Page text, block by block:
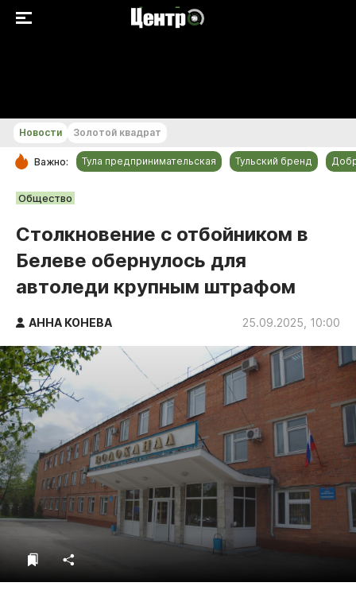
РУБРИКИ
Происшествия
Спорт
Тульский бренд
Тула предпринимательская
ДоброЦентр
Голодный шпион
Новости Золотой квадрат
Важно: Тула предпринимательская Тульский бренд
Общество
Столкновение с отбойником в
Белеве обернулось для
автоледи крупным штрафом
АННА КОНЕВА 25.09.2025, 10:00